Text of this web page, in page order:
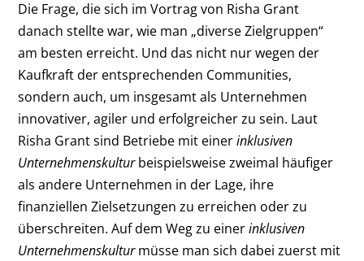
Die Frage, die sich im Vortrag von Risha Grant
danach stellte war, wie man „diverse Zielgruppen“
am besten erreicht. Und das nicht nur wegen der
Kaufkraft der entsprechenden Communities,
sondern auch, um insgesamt als Unternehmen
innovativer, agiler und erfolgreicher zu sein. Laut
Risha Grant sind Betriebe mit einerinklusiven
Unternehmenskulturbeispielsweise zweimal häufiger
als andere Unternehmen in der Lage, ihre
finanziellen Zielsetzungen zu erreichen oder zu
überschreiten. Auf dem Weg zu einerinklusiven
Unternehmenskulturmüsse man sich dabei zuerst mit